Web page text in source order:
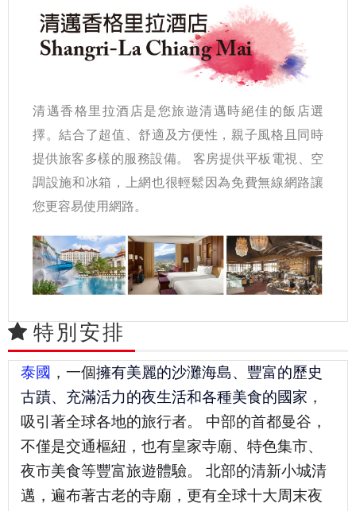
清邁香格里拉酒店是您旅遊清邁時絕佳的飯店選
擇。結合了超值、舒適及方便性，親子風格且同時
提供旅客多樣的服務設備。 客房提供平板電視、空
調設施和冰箱，上網也很輕鬆因為免費無線網路讓
您更容易使用網路。
特別安排
泰國 ，一個擁有美麗的沙灘海島、豐富的歷史
古蹟、充滿活力的夜生活和各種美食的國家 ，
吸引著全球各地的旅行者。 中部的首都曼谷，
不僅是交通樞紐，也有皇家寺廟、特色集市、
夜市美食等豐富旅遊體驗。 北部的清新小城清
邁，遍布著古老的寺廟，更有全球十大周末夜